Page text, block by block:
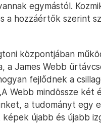
egymástól.
a hozzáértők szerint
központjában
a James Webb
fejlődnek a
Webb mindössze két
a tudományt egy
újabb és újabb